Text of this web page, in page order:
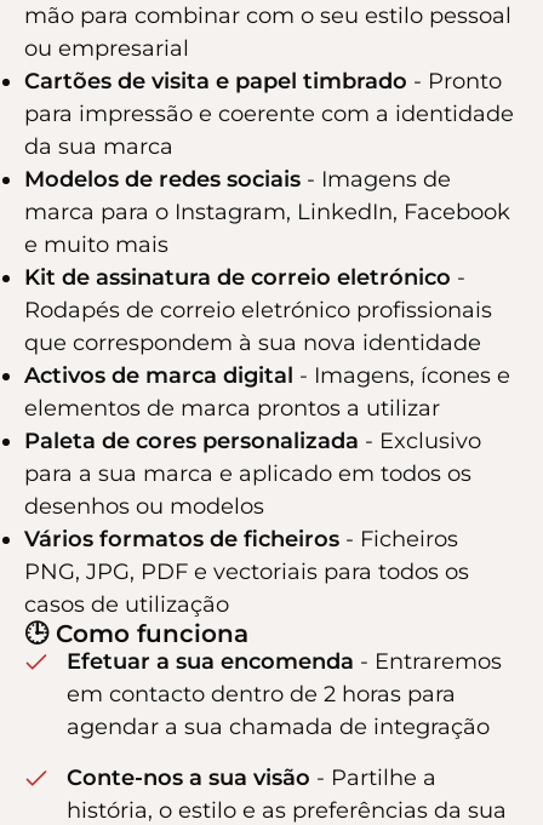
mão para combinar com o seu estilo pessoal
ou empresarial
Cartões de visita e papel timbrado - Pronto
para impressão e coerente com a identidade
da sua marca
Modelos de redes sociais - Imagens de
marca para o Instagram, LinkedIn, Facebook
e muito mais
Kit de assinatura de correio eletrónico -
Rodapés de correio eletrónico profissionais
que correspondem à sua nova identidade
Activos de marca digital - Imagens, ícones e
elementos de marca prontos a utilizar
Paleta de cores personalizada - Exclusivo
para a sua marca e aplicado em todos os
desenhos ou modelos
Vários formatos de ficheiros - Ficheiros
PNG, JPG, PDF e vectoriais para todos os
casos de utilização
🕒 Como funciona
Efetuar a sua encomenda - Entraremos
em contacto dentro de 2 horas para
agendar a sua chamada de integração
Conte-nos a sua visão - Partilhe a
história, o estilo e as preferências da sua